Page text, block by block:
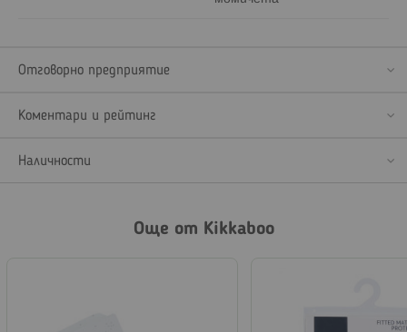
Отговорно предприятие
Коментари и рейтинг
Наличности
Още от Kikkaboo